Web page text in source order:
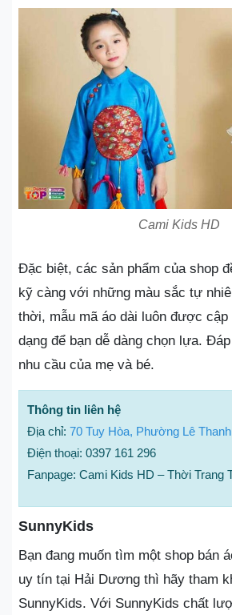
Cami Kids HD
Đặc biệt, các sản phẩm của shop
kỹ càng với những màu sắc tự
thời, mẫu mã áo dài luôn được cập
dạng để bạn dễ dàng chọn lựa.
nhu cầu của mẹ và bé.
Thông tin liên hệ
Địa chỉ: 70 Tuy Hòa, Phường Lê
Điện thoại: 0397 161 296
Fanpage: Cami Kids HD – Thời Trang
SunnyKids
Bạn đang muốn tìm một shop bán
uy tín tại Hải Dương thì hãy tham
SunnyKids. Với SunnyKids chất